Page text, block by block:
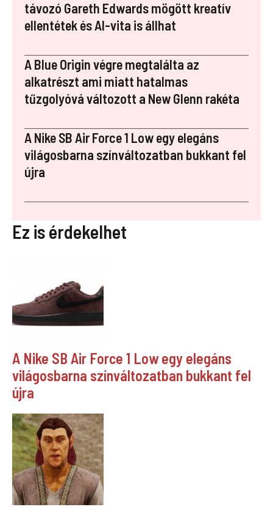
o
k
n p
er
távozó Gareth Edwards mögött kreatív
ellentétek és AI-vita is állhat
A Blue Origin végre megtalálta az
alkatrészt ami miatt hatalmas
tűzgolyóvá változott a New Glenn rakéta
A Nike SB Air Force 1 Low egy elegáns
világosbarna színváltozatban bukkant fel
újra
Ez is érdekelhet
A Nike SB Air Force 1 Low egy elegáns
világosbarna színváltozatban bukkant fel
újra